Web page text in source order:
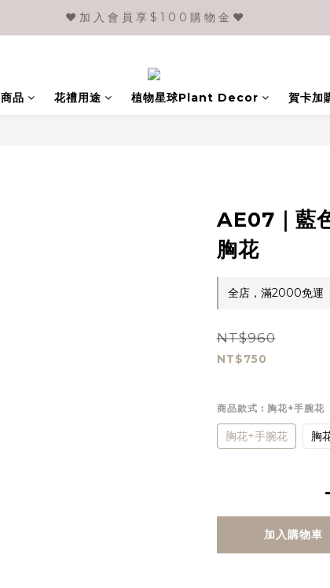
❤️ 加 入 會 員 享 $ 1 0 0 購 物 金 ❤️
商品 花禮用途 植物星球Plant Decor 賀卡加
AE07｜藍
胸花
全店，滿2000免運
NT$960
NT$750
商品款式 : 胸花+手腕花
胸花+手腕花 胸
加入購物車